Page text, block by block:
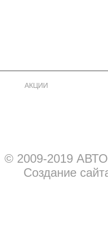
АКЦИИ
© 2009-2019
Создание